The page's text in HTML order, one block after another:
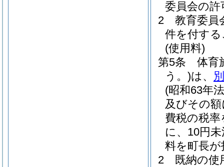
委員会の
2
教育委員
件を付す
(使用料)
第5条
体育
う。)は、
(昭和63年
及びその
費税の税
に、10円
料を町長
2
既納の使